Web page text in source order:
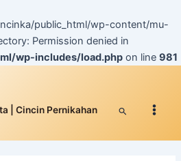
public_html/wp-content/mu-
Permission denied in
wp-includes/load.php on line 981
| Cincin Pernikahan Cari
YouTube
WhatsApp
Google
TikTok